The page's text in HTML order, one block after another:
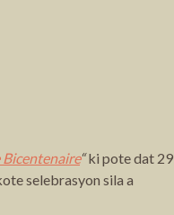
“ki pote dat 29
selebrasyon sila a